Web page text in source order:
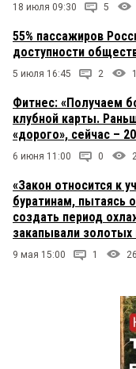
18 июля 09:30 5
55% пассажиров
доступности
5 июля 16:45 2
Фитнес: «Получаем
клубной карты.
«дорого», сейчас –
6 июня 11:00 0
«Закон относится к
буратинам, пытаясь
создать период
закапывали
9 мая 15:00 1